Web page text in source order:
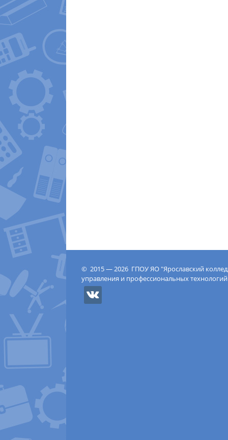
© 2015 — 2026 ГПОУ ЯО "Ярославский
управления и профессиональных